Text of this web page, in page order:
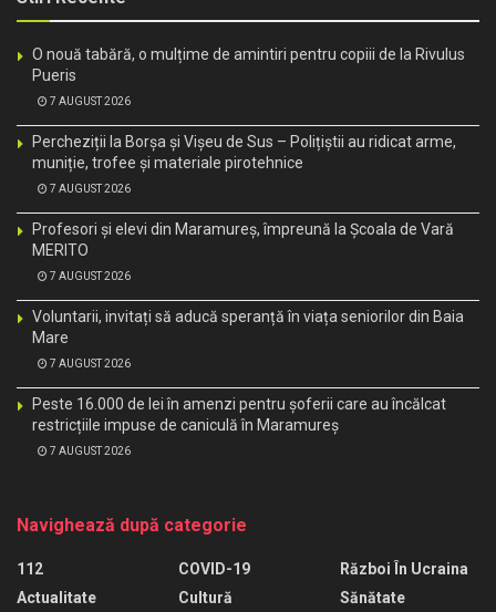
O nouă tabără, o mulțime de amintiri pentru copiii de la Rivulus
Pueris
7 AUGUST 2026
Percheziții la Borșa și Vișeu de Sus – Polițiștii au ridicat arme,
muniție, trofee și materiale pirotehnice
7 AUGUST 2026
Profesori și elevi din Maramureș, împreună la Școala de Vară
MERITO
7 AUGUST 2026
Voluntarii, invitați să aducă speranță în viața seniorilor din Baia
Mare
7 AUGUST 2026
Peste 16.000 de lei în amenzi pentru șoferii care au încălcat
restricțiile impuse de caniculă în Maramureș
7 AUGUST 2026
Navighează după categorie
112
Actualitate
COVID-19
Cultură
Război În Ucraina
Sănătate